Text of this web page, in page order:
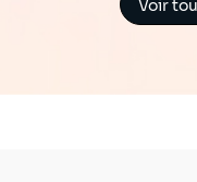
Voir